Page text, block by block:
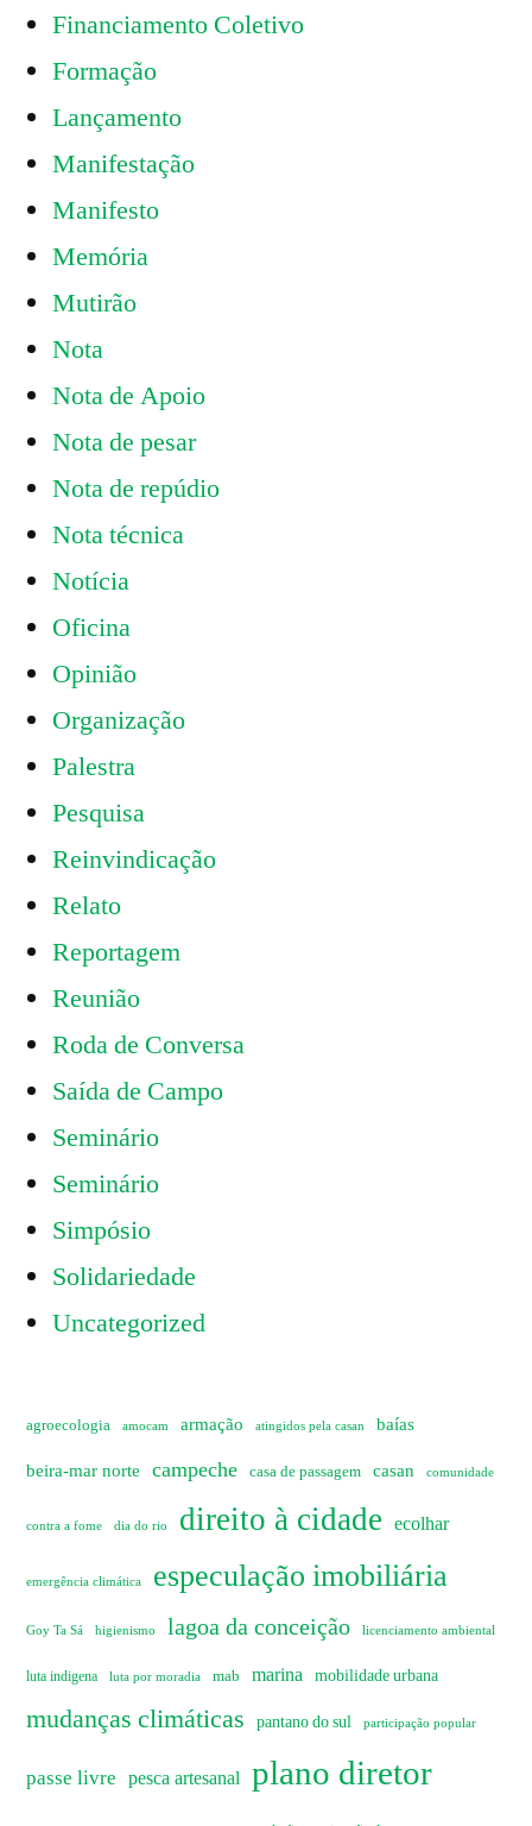
Financiamento Coletivo
Formação
Lançamento
Manifestação
Manifesto
Memória
Mutirão
Nota
Nota de Apoio
Nota de pesar
Nota de repúdio
Nota técnica
Notícia
Oficina
Opinião
Organização
Palestra
Pesquisa
Reinvindicação
Relato
Reportagem
Reunião
Roda de Conversa
Saída de Campo
Seminário
Seminário
Simpósio
Solidariedade
Uncategorized
agroecologia amocam armação atingidos pela casan baías
beira-mar norte campeche casa de passagem casan comunidade
contra a fome dia do rio direito à cidade ecolhar
emergência climática especulação imobiliária
Goy Ta Sá higienismo lagoa da conceição licenciamento ambiental
luta indigena luta por moradia mab marina mobilidade urbana
mudanças climáticas pantano do sul participação popular
passe livre pesca artesanal plano diretor